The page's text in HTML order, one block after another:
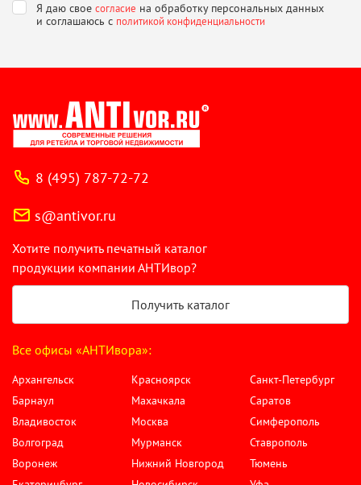
Я даю свое согласие на обработку персональных данных
и соглашаюсь с политикой конфиденциальности
8 (495) 787-72-72
s@antivor.ru
Хотите получить печатный каталог
продукции компании АНТИвор?
Получить каталог
Все офисы «АНТИвора»:
Архангельск
Барнаул
Владивосток
Волгоград
Воронеж
Красноярск
Махачкала
Москва
Мурманск
Нижний Новгород
Санкт-Петербург
Саратов
Симферополь
Ставрополь
Тюмень